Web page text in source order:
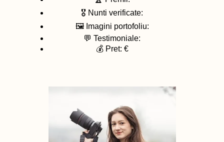
🎖️ Nunti verificate:
🖼️ Imagini portofoliu:
💬 Testimoniale:
💰 Pret: €